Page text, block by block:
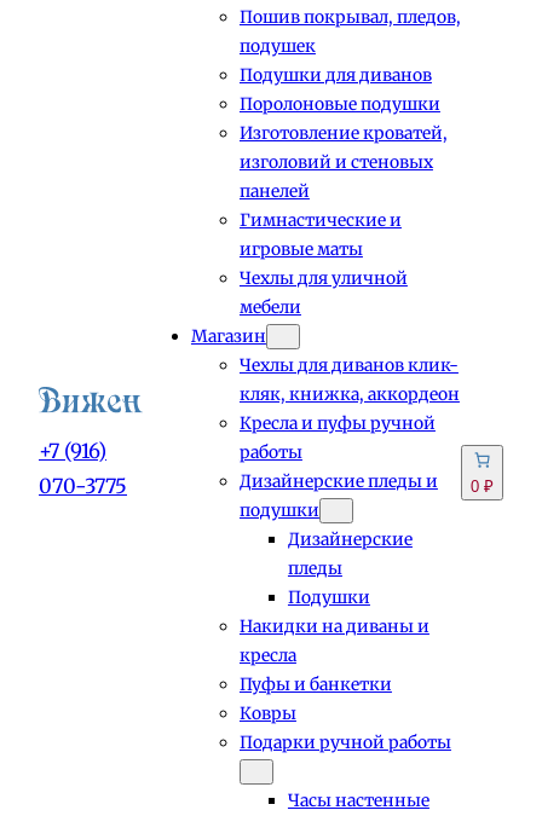
+7 (916)
070-3775
Пошив покрывал, пледов,
подушек
Подушки для диванов
Поролоновые подушки
Изготовление кроватей,
изголовий и стеновых
панелей
Гимнастические и
игровые маты
Чехлы для уличной
мебели
Магазин
Чехлы для диванов клик-
кляк, книжка, аккордеон
Кресла и пуфы ручной
работы
Дизайнерские пледы и
подушки
Дизайнерские
пледы
Подушки
Накидки на диваны и
кресла
Пуфы и банкетки
Ковры
Подарки ручной работы
Часы настенные
0 ₽